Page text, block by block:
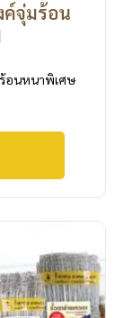
ค์จุ่มร้อน
ร้อนหนาพิเศษ